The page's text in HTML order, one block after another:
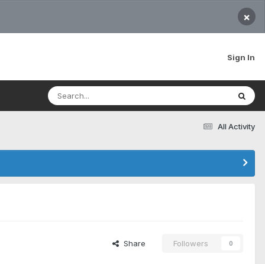
×
Sign In
All Activity
Share Followers 0